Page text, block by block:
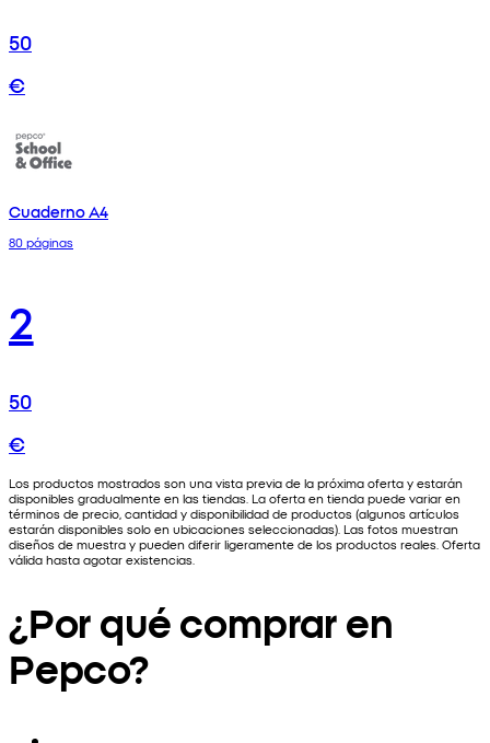
50
€
Cuaderno A4
80 páginas
2
50
€
Los productos mostrados son una vista previa de la próxima oferta y estarán
disponibles gradualmente en las tiendas. La oferta en tienda puede variar en
términos de precio, cantidad y disponibilidad de productos (algunos artículos
estarán disponibles solo en ubicaciones seleccionadas). Las fotos muestran
diseños de muestra y pueden diferir ligeramente de los productos reales. Oferta
válida hasta agotar existencias.
¿Por qué comprar en
Pepco?